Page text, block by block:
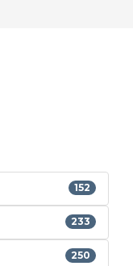
152
233
250